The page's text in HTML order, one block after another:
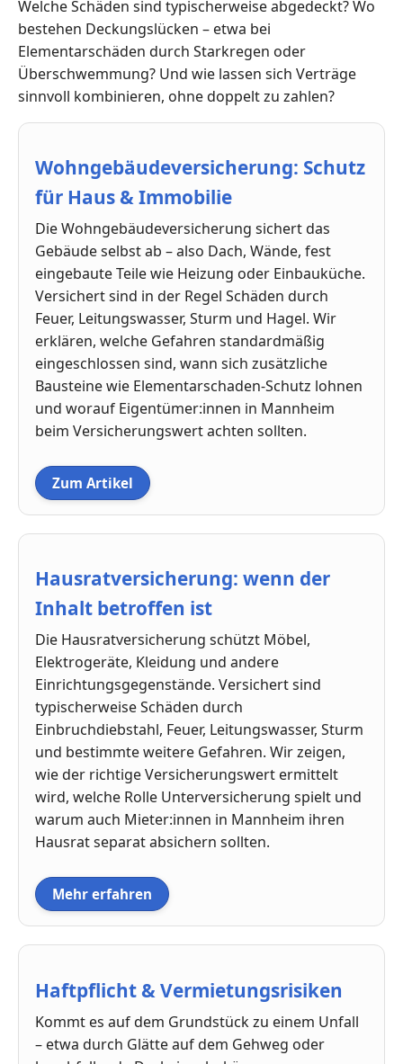
Welche Schäden sind typischerweise abgedeckt? Wo
bestehen Deckungslücken – etwa bei
Elementarschäden durch Starkregen oder
Überschwemmung? Und wie lassen sich Verträge
sinnvoll kombinieren, ohne doppelt zu zahlen?
Wohngebäudeversicherung: Schutz
für Haus & Immobilie
Die Wohngebäudeversicherung sichert das
Gebäude selbst ab – also Dach, Wände, fest
eingebaute Teile wie Heizung oder Einbauküche.
Versichert sind in der Regel Schäden durch
Feuer, Leitungswasser, Sturm und Hagel. Wir
erklären, welche Gefahren standardmäßig
eingeschlossen sind, wann sich zusätzliche
Bausteine wie Elementarschaden-Schutz lohnen
und worauf Eigentümer:innen in Mannheim
beim Versicherungswert achten sollten.
Zum Artikel
Hausratversicherung: wenn der
Inhalt betroffen ist
Die Hausratversicherung schützt Möbel,
Elektrogeräte, Kleidung und andere
Einrichtungsgegenstände. Versichert sind
typischerweise Schäden durch
Einbruchdiebstahl, Feuer, Leitungswasser, Sturm
und bestimmte weitere Gefahren. Wir zeigen,
wie der richtige Versicherungswert ermittelt
wird, welche Rolle Unterversicherung spielt und
warum auch Mieter:innen in Mannheim ihren
Hausrat separat absichern sollten.
Mehr erfahren
Haftpflicht & Vermietungsrisiken
Kommt es auf dem Grundstück zu einem Unfall
– etwa durch Glätte auf dem Gehweg oder